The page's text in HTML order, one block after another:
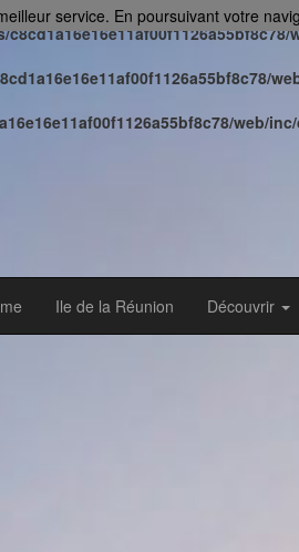
web/
Ile de la Réunion Découvrir
service. En poursuivant votre